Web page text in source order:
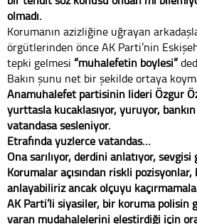
olmadı.
Korumanın azizliğine uğrayan
örgütlerinden önce AK Parti’nin
tepki gelmesi “muhalefetin böylesi”
Bakın şunu net bir şekilde ortaya
Anamuhalefet partisinin lideri Özgür
yurttaşla kucaklaşıyor, yürüyor, bankın
vatandaşa sesleniyor.
Etrafında yüzlerce vatandaş…
Ona sarılıyor, derdini anlatıyor, sevgisi
Korumalar açısından riskli
anlayabiliriz ancak ölçüyü
AK Parti’li siyasiler, bir koruma polisin
varan müdahalelerini eleştirdiği için